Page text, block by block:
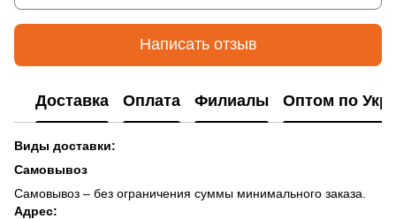
Написать отзыв
Доставка Оплата Филиалы Оптом по
Виды доставки:
Самовывоз
Самовывоз – без ограничения суммы минимального заказа.
Адрес: